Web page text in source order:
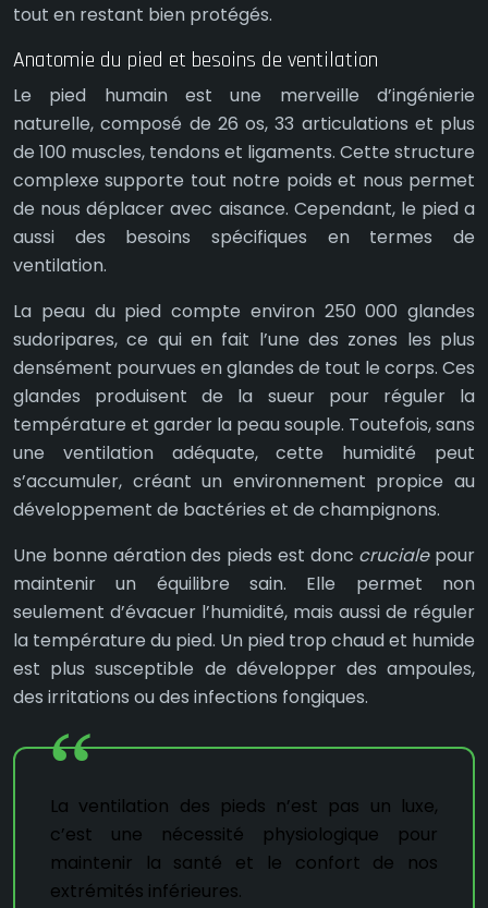
tout en restant bien protégés.
Anatomie du pied et besoins de ventilation
Le pied humain est une merveille d’ingénierie
naturelle, composé de 26 os, 33 articulations et plus
de 100 muscles, tendons et ligaments. Cette structure
complexe supporte tout notre poids et nous permet
de nous déplacer avec aisance. Cependant, le pied a
aussi des besoins spécifiques en termes de
ventilation.
La peau du pied compte environ 250 000 glandes
sudoripares, ce qui en fait l’une des zones les plus
densément pourvues en glandes de tout le corps. Ces
glandes produisent de la sueur pour réguler la
température et garder la peau souple. Toutefois, sans
une ventilation adéquate, cette humidité peut
s’accumuler, créant un environnement propice au
développement de bactéries et de champignons.
Une bonne aération des pieds est donc cruciale pour
maintenir un équilibre sain. Elle permet non
seulement d’évacuer l’humidité, mais aussi de réguler
la température du pied. Un pied trop chaud et humide
est plus susceptible de développer des ampoules,
des irritations ou des infections fongiques.
La ventilation des pieds n’est pas un luxe,
c’est une nécessité physiologique pour
maintenir la santé et le confort de nos
extrémités inférieures.